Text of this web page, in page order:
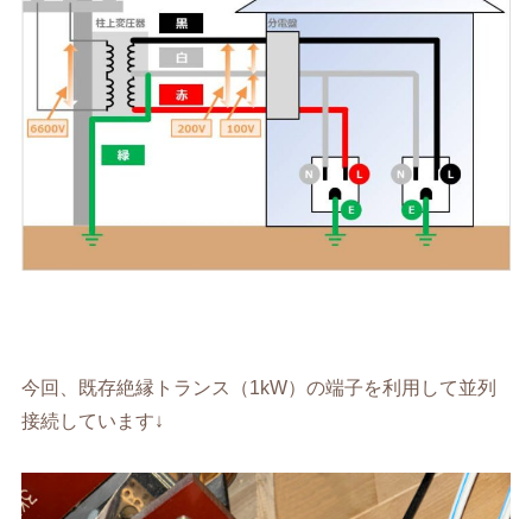
今回、既存絶縁トランス（1kW）の端子を利用して並列
接続しています↓